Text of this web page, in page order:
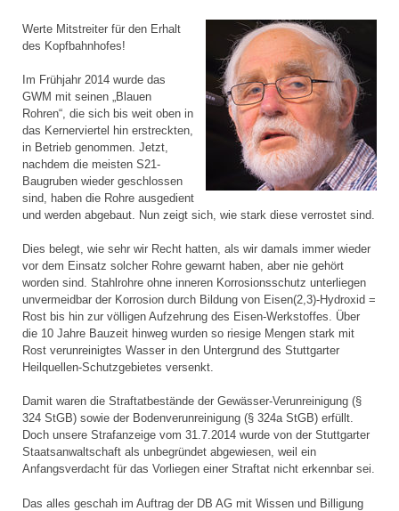
Werte Mitstreiter für den Erhalt
des Kopfbahnhofes!
Im Frühjahr 2014 wurde das
GWM mit seinen „Blauen
Rohren“, die sich bis weit oben in
das Kernerviertel hin erstreckten,
in Betrieb genommen. Jetzt,
nachdem die meisten S21-
Baugruben wieder geschlossen
sind, haben die Rohre ausgedient
und werden abgebaut. Nun zeigt sich, wie stark diese verrostet sind.
Dies belegt, wie sehr wir Recht hatten, als wir damals immer wieder
vor dem Einsatz solcher Rohre gewarnt haben, aber nie gehört
worden sind. Stahlrohre ohne inneren Korrosionsschutz unterliegen
unvermeidbar der Korrosion durch Bildung von Eisen(2,3)-Hydroxid =
Rost bis hin zur völligen Aufzehrung des Eisen-Werkstoffes. Über
die 10 Jahre Bauzeit hinweg wurden so riesige Mengen stark mit
Rost verunreinigtes Wasser in den Untergrund des Stuttgarter
Heilquellen-Schutzgebietes versenkt.
Damit waren die Straftatbestände der Gewässer-Verunreinigung (§
324 StGB) sowie der Bodenverunreinigung (§ 324a StGB) erfüllt.
Doch unsere Strafanzeige vom 31.7.2014 wurde von der Stuttgarter
Staatsanwaltschaft als unbegründet abgewiesen, weil ein
Anfangsverdacht für das Vorliegen einer Straftat nicht erkennbar sei.
Das alles geschah im Auftrag der DB AG mit Wissen und Billigung